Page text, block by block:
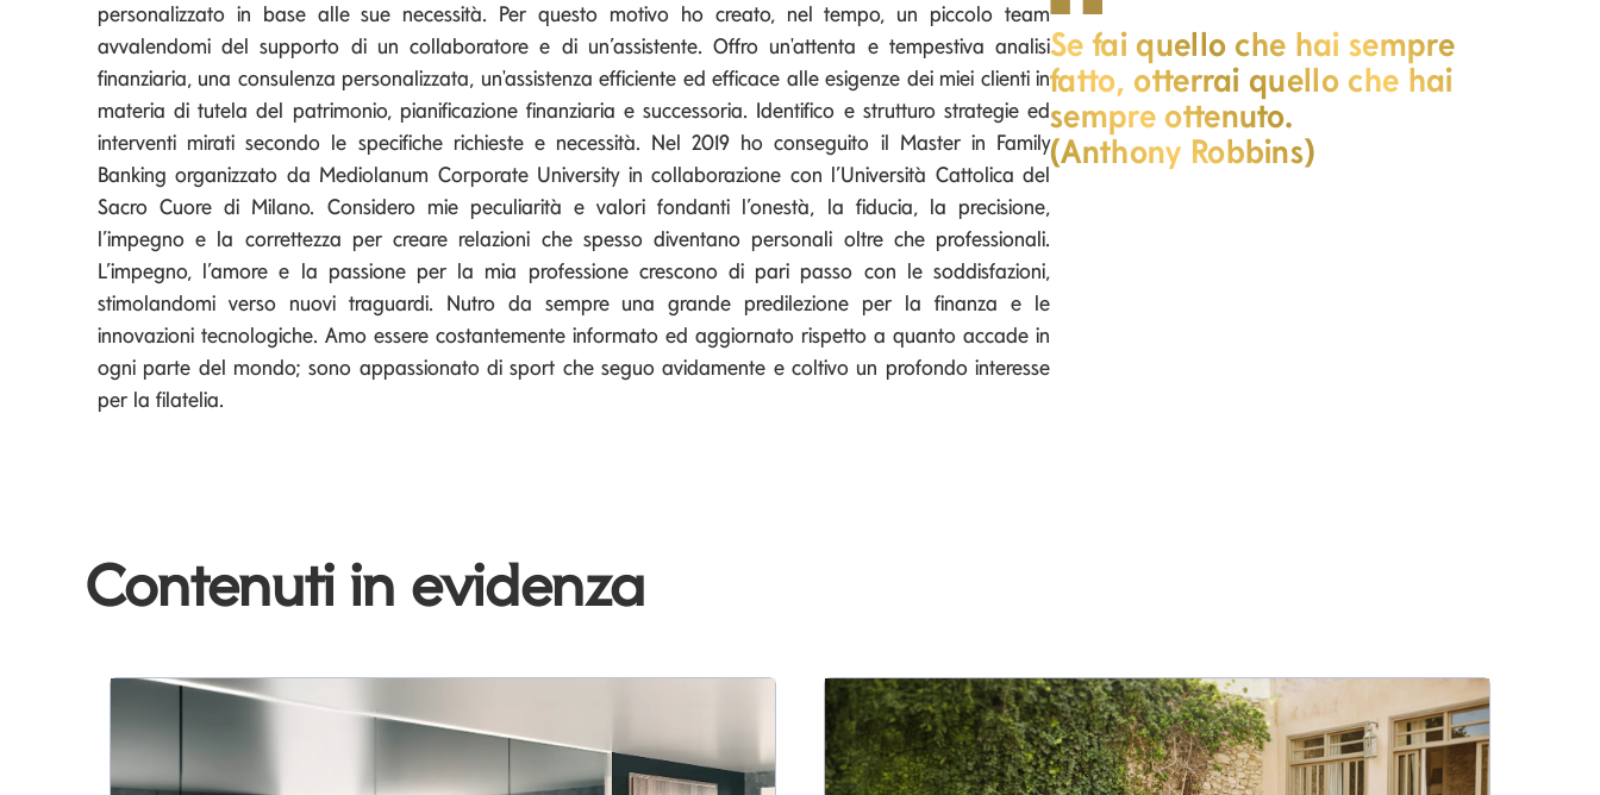
personalizzato in base alle sue necessità. Per questo motivo ho creato, nel tempo, un piccolo team
avvalendomi del supporto di un collaboratore e di un’assistente. Offro un'attenta e tempestiva analisi
finanziaria, una consulenza personalizzata, un'assistenza efficiente ed efficace alle esigenze dei miei clienti in
materia di tutela del patrimonio, pianificazione finanziaria e successoria. Identifico e strutturo strategie ed
interventi mirati secondo le specifiche richieste e necessità. Nel 2019 ho conseguito il Master in Family
Banking organizzato da Mediolanum Corporate University in collaborazione con l’Università Cattolica del
Sacro Cuore di Milano. Considero mie peculiarità e valori fondanti l’onestà, la fiducia, la precisione,
l’impegno e la correttezza per creare relazioni che spesso diventano personali oltre che professionali.
L’impegno, l’amore e la passione per la mia professione crescono di pari passo con le soddisfazioni,
stimolandomi verso nuovi traguardi. Nutro da sempre una grande predilezione per la finanza e le
innovazioni tecnologiche. Amo essere costantemente informato ed aggiornato rispetto a quanto accade in
ogni parte del mondo; sono appassionato di sport che seguo avidamente e coltivo un profondo interesse
per la filatelia.
Se fai quello che hai sempre
fatto, otterrai quello che hai
sempre ottenuto.
(Anthony Robbins)
Contenuti in evidenza